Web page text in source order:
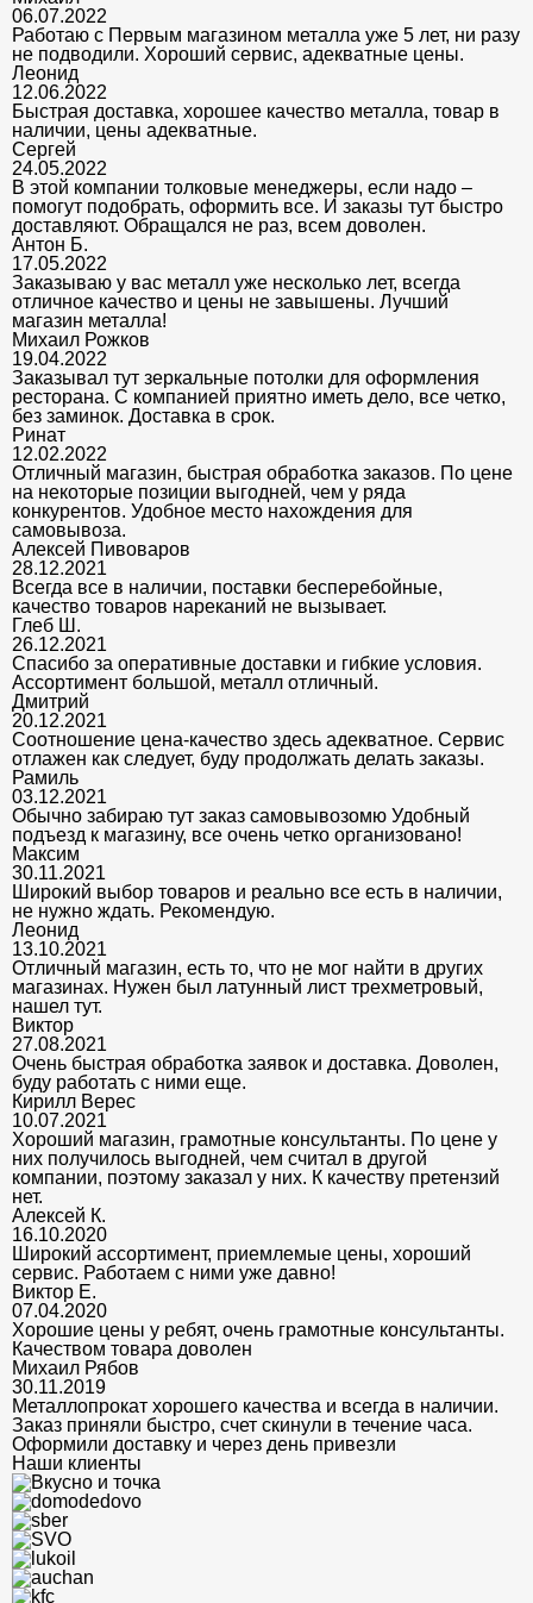
06.07.2022
Работаю с Первым магазином металла уже 5 лет, ни разу
не подводили. Хороший сервис, адекватные цены.
Леонид
12.06.2022
Быстрая доставка, хорошее качество металла, товар в
наличии, цены адекватные.
Сергей
24.05.2022
В этой компании толковые менеджеры, если надо –
помогут подобрать, оформить все. И заказы тут быстро
доставляют. Обращался не раз, всем доволен.
Антон Б.
17.05.2022
Заказываю у вас металл уже несколько лет, всегда
отличное качество и цены не завышены. Лучший
магазин металла!
Михаил Рожков
19.04.2022
Заказывал тут зеркальные потолки для оформления
ресторана. С компанией приятно иметь дело, все четко,
без заминок. Доставка в срок.
Ринат
12.02.2022
Отличный магазин, быстрая обработка заказов. По цене
на некоторые позиции выгодней, чем у ряда
конкурентов. Удобное место нахождения для
самовывоза.
Алексей Пивоваров
28.12.2021
Всегда все в наличии, поставки бесперебойные,
качество товаров нареканий не вызывает.
Глеб Ш.
26.12.2021
Спасибо за оперативные доставки и гибкие условия.
Ассортимент большой, металл отличный.
Дмитрий
20.12.2021
Соотношение цена-качество здесь адекватное. Сервис
отлажен как следует, буду продолжать делать заказы.
Рамиль
03.12.2021
Обычно забираю тут заказ самовывозомю Удобный
подъезд к магазину, все очень четко организовано!
Максим
30.11.2021
Широкий выбор товаров и реально все есть в наличии,
не нужно ждать. Рекомендую.
Леонид
13.10.2021
Отличный магазин, есть то, что не мог найти в других
магазинах. Нужен был латунный лист трехметровый,
нашел тут.
Виктор
27.08.2021
Очень быстрая обработка заявок и доставка. Доволен,
буду работать с ними еще.
Кирилл Верес
10.07.2021
Хороший магазин, грамотные консультанты. По цене у
них получилось выгодней, чем считал в другой
компании, поэтому заказал у них. К качеству претензий
нет.
Алексей К.
16.10.2020
Широкий ассортимент, приемлемые цены, хороший
сервис. Работаем с ними уже давно!
Виктор Е.
07.04.2020
Хорошие цены у ребят, очень грамотные консультанты.
Качеством товара доволен
Михаил Рябов
30.11.2019
Металлопрокат хорошего качества и всегда в наличии.
Заказ приняли быстро, счет скинули в течение часа.
Оформили доставку и через день привезли
Наши клиенты